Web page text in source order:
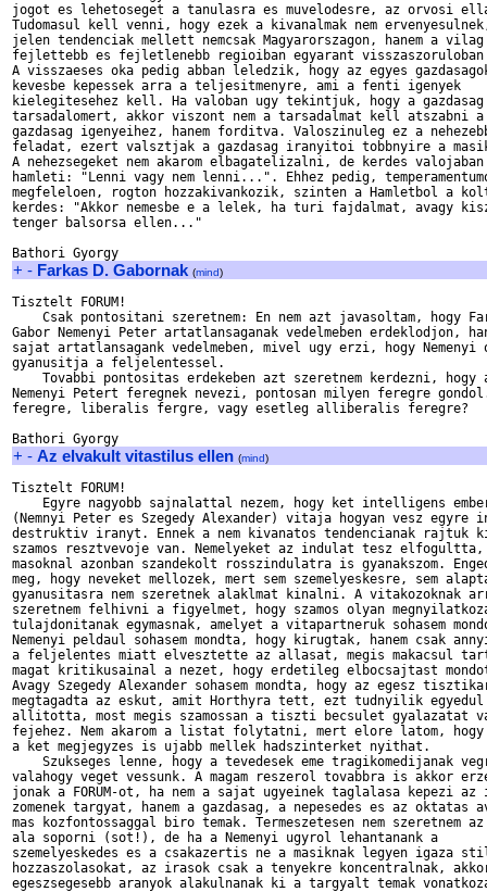
jogot es lehetoseget a tanulasra es muvelodesre, az orvosi
Tudomasul kell venni, hogy ezek a kivanalmak nem
jelen tendenciak mellett nemcsak Magyarorszagon, hanem a
fejlettebb es fejletlenebb regioiban egyarant visszaszoruloban
A visszaeses oka pedig abban leledzik, hogy az egyes
kevesbe kepessek arra a teljesitmenyre, ami a fenti igenyek
kielegitesehez kell. Ha valoban ugy tekintjuk, hogy a gazdasag
tarsadalomert, akkor viszont nem a tarsadalmat kell atszabni a
gazdasag igenyeihez, hanem forditva. Valoszinuleg ez a
feladat, ezert valsztjak a gazdasag iranyitoi tobbnyire a
A nehezsegeket nem akarom elbagatelizalni, de kerdes valojaban
hamleti: "Lenni vagy nem lenni...". Ehhez pedig,
megfeleloen, rogton hozzakivankozik, szinten a Hamletbol a
kerdes: "Akkor nemesbe e a lelek, ha turi fajdalmat, avagy
tenger balsorsa ellen..."
+ - Farkas D. Gabornak (mind)
Tisztelt FORUM!
Csak pontositani szeretnem: En nem azt javasoltam, hogy
Gabor Nemenyi Peter artatlansaganak vedelmeben erdeklodjon,
sajat artatlansagank vedelmeben, mivel ugy erzi, hogy Nemenyi
gyanusitja a feljelentessel.
Tovabbi pontositas erdekeben azt szeretnem kerdezni, hogy
Nemenyi Petert feregnek nevezi, pontosan milyen feregre
feregre, liberalis fergre, vagy esetleg alliberalis feregre?
+ - Az elvakult vitastilus ellen (mind)
Tisztelt FORUM!
Egyre nagyobb sajnalattal nezem, hogy ket intelligens
(Nemnyi Peter es Szegedy Alexander) vitaja hogyan vesz egyre
destruktiv iranyt. Ennek a nem kivanatos tendencianak rajtuk
szamos resztvevoje van. Nemelyeket az indulat tesz elfogultta,
masoknal azonban szandekolt rosszindulatra is gyanakszom.
meg, hogy neveket mellozek, mert sem szemelyeskesre, sem
gyanusitasra nem szeretnek alaklmat kinalni. A vitakozoknak
szeretnem felhivni a figyelmet, hogy szamos olyan
tulajdonitanak egymasnak, amelyet a vitapartneruk sohasem
Nemenyi peldaul sohasem mondta, hogy kirugtak, hanem csak
a feljelentes miatt elvesztette az allasat, megis makacsul
magat kritikusainal a nezet, hogy erdetileg elbocsajtast
Avagy Szegedy Alexander sohasem mondta, hogy az egesz
megtagadta az eskut, amit Horthyra tett, ezt tudnyilik egyedul
allitotta, most megis szamossan a tiszti becsulet gyalazatat
fejehez. Nem akarom a listat folytatni, mert elore latom, hogy
a ket megjegyzes is ujabb mellek hadszinterket nyithat.
Szukseges lenne, hogy a tevedesek eme tragikomedijanak
valahogy veget vessunk. A magam reszerol tovabbra is akkor
jonak a FORUM-ot, ha nem a sajat ugyeinek taglalasa kepezi az
zomenek targyat, hanem a gazdasag, a nepesedes es az oktatas
mas kozfontossaggal biro temak. Termeszetesen nem szeretnem
ala soporni (sot!), de ha a Nemenyi ugyrol lehantanank a
szemelyeskedes es a csakazertis ne a masiknak legyen igaza
hozzaszolasokat, az irasok csak a tenyekre koncentralnak,
egeszsegesebb aranyok alakulnanak ki a targyalt temak